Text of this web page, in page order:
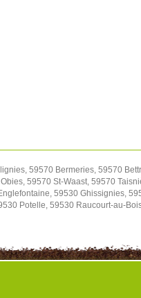
59570 Bermeries, 59570
59570 St-Waast, 59570
59530 Ghissignies,
Potelle, 59530 Raucourt-au-